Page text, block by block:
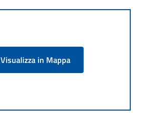
Visualizza in Mappa